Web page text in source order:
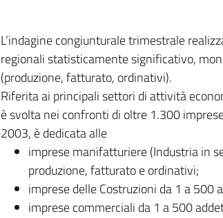
L’indagine congiunturale trimestrale
regionali statisticamente significativo,
(produzione, fatturato, ordinativi).
Riferita ai principali settori di attività
è svolta nei confronti di oltre 1.300
2003, è dedicata alle
imprese manifatturiere (Industria in
produzione, fatturato e ordinativi;
imprese delle Costruzioni da 1 a
imprese commerciali da 1 a 500